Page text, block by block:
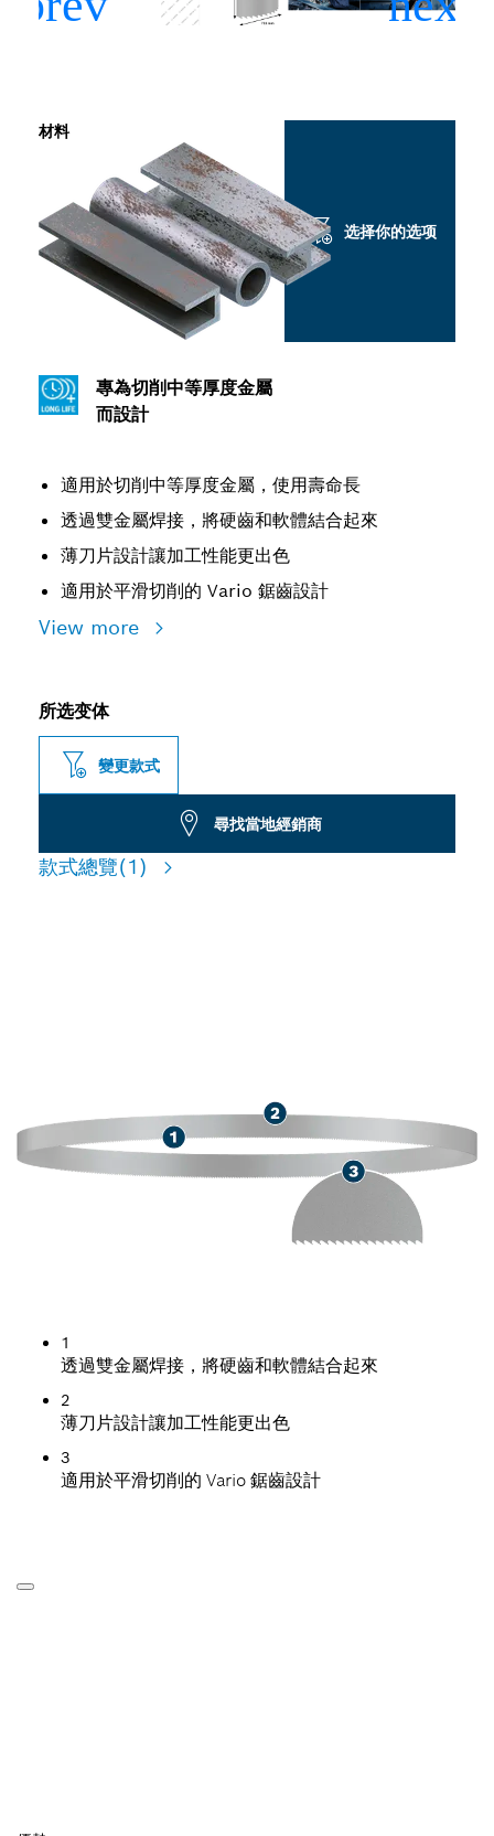
專為切削中等厚度金屬
而設計
適用於切削中等厚度金屬，使用壽命長
透過雙金屬焊接，將硬齒和軟體結合起來
薄刀片設計讓加工性能更出色
適用於平滑切削的 Vario 鋸齒設計
View more
材料
选择你的选项
所选变体
變更款式
尋找當地經銷商
款式總覽(1)
1
透過雙金屬焊接，將硬齒和軟體結合起來
2
薄刀片設計讓加工性能更出色
3
適用於平滑切削的 Vario 鋸齒設計